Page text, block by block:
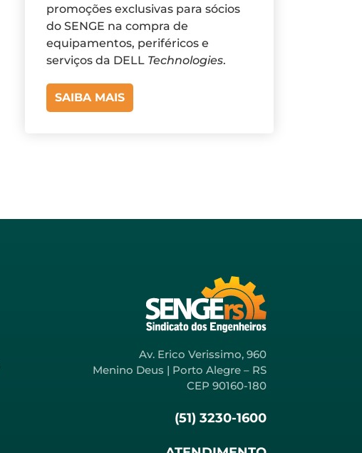
promoções exclusivas para sócios
do SENGE na compra de
equipamentos, periféricos e
serviços da DELL Technologies.
SAIBA MAIS
Av. Erico Verissimo, 960
Menino Deus | Porto Alegre – RS
CEP 90160-180
(51) 3230-1600